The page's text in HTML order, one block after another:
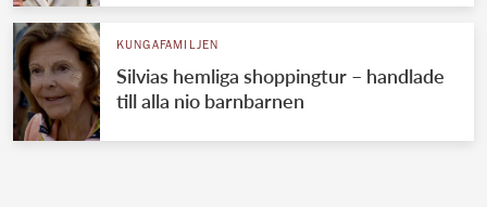
KUNGAFAMILJEN
Silvias hemliga shoppingtur – handlade
till alla nio barnbarnen